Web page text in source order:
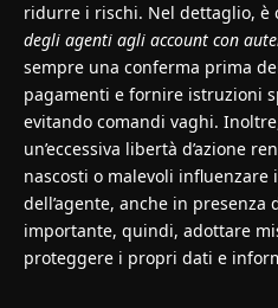
ridurre i rischi. Nel dettaglio, è
degli agenti agli account con
sempre una conferma prima
pagamenti e fornire istruzioni
evitando comandi vaghi.
un’eccessiva libertà d’azione
nascosti o malevoli influenzare
dell’agente, anche in presenza
importante, quindi, adottare
proteggere i propri dati e